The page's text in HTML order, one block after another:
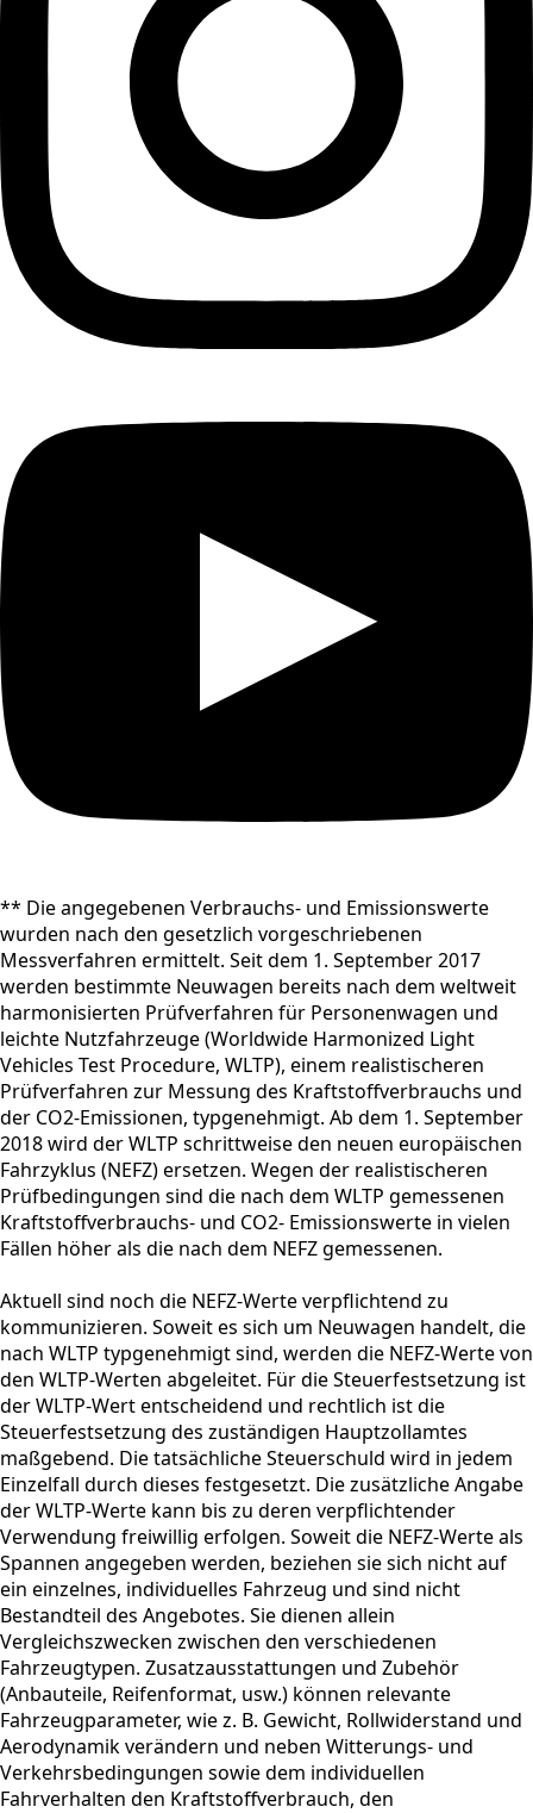
** Die angegebenen Verbrauchs- und Emissionswerte
wurden nach den gesetzlich vorgeschriebenen
Messverfahren ermittelt. Seit dem 1. September 2017
werden bestimmte Neuwagen bereits nach dem weltweit
harmonisierten Prüfverfahren für Personenwagen und
leichte Nutzfahrzeuge (Worldwide Harmonized Light
Vehicles Test Procedure, WLTP), einem realistischeren
Prüfverfahren zur Messung des Kraftstoffverbrauchs und
der CO2-Emissionen, typgenehmigt. Ab dem 1. September
2018 wird der WLTP schrittweise den neuen europäischen
Fahrzyklus (NEFZ) ersetzen. Wegen der realistischeren
Prüfbedingungen sind die nach dem WLTP gemessenen
Kraftstoffverbrauchs- und CO2- Emissionswerte in vielen
Fällen höher als die nach dem NEFZ gemessenen.
Aktuell sind noch die NEFZ-Werte verpflichtend zu
kommunizieren. Soweit es sich um Neuwagen handelt, die
nach WLTP typgenehmigt sind, werden die NEFZ-Werte von
den WLTP-Werten abgeleitet. Für die Steuerfestsetzung ist
der WLTP-Wert entscheidend und rechtlich ist die
Steuerfestsetzung des zuständigen Hauptzollamtes
maßgebend. Die tatsächliche Steuerschuld wird in jedem
Einzelfall durch dieses festgesetzt. Die zusätzliche Angabe
der WLTP-Werte kann bis zu deren verpflichtender
Verwendung freiwillig erfolgen. Soweit die NEFZ-Werte als
Spannen angegeben werden, beziehen sie sich nicht auf
ein einzelnes, individuelles Fahrzeug und sind nicht
Bestandteil des Angebotes. Sie dienen allein
Vergleichszwecken zwischen den verschiedenen
Fahrzeugtypen. Zusatzausstattungen und Zubehör
(Anbauteile, Reifenformat, usw.) können relevante
Fahrzeugparameter, wie z. B. Gewicht, Rollwiderstand und
Aerodynamik verändern und neben Witterungs- und
Verkehrsbedingungen sowie dem individuellen
Fahrverhalten den Kraftstoffverbrauch, den